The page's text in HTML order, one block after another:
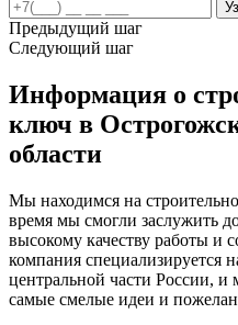
Предыдущий шаг
Следующий шаг
Информация о
ключ в
области
Мы находимся на
время мы смогли заслужить
высокому качеству работы и
компания специализируется
центральной части России,
самые смелые идеи и